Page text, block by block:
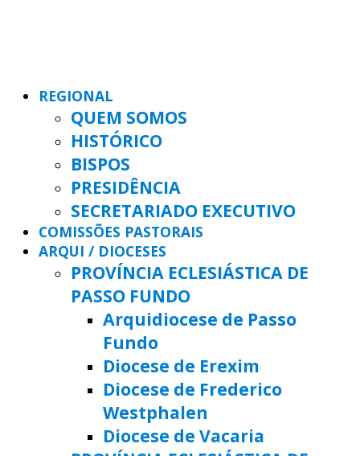
REGIONAL
QUEM SOMOS
HISTÓRICO
BISPOS
PRESIDÊNCIA
SECRETARIADO EXECUTIVO
COMISSÕES PASTORAIS
ARQUI / DIOCESES
PROVÍNCIA ECLESIÁSTICA DE
PASSO FUNDO
Arquidiocese de Passo
Fundo
Diocese de Erexim
Diocese de Frederico
Westphalen
Diocese de Vacaria